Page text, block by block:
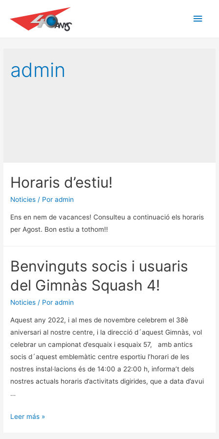
admin
Horaris d’estiu!
Noticies / Poradmin
Ens en nem de vacances! Consulteu a continuació els horaris
per Agost. Bon estiu a tothom!!
Benvinguts socis i usuaris
del Gimnàs Squash 4!
Noticies / Poradmin
Aquest any 2022, i al mes de novembre celebrem el 38è
aniversari al nostre centre, i la direcció d´aquest Gimnàs, vol
celebrar un campionat d’esquaix i esquaix 57, amb antics
socis d´aquest emblemàtic centre esportiu l’horari de les
nostres instal·lacions és de 14:00 a 22:00 h, informa’t dels
nostres actuals horaris d’activitats digirides, que a data d’avui
…
Benvinguts
Leer más »